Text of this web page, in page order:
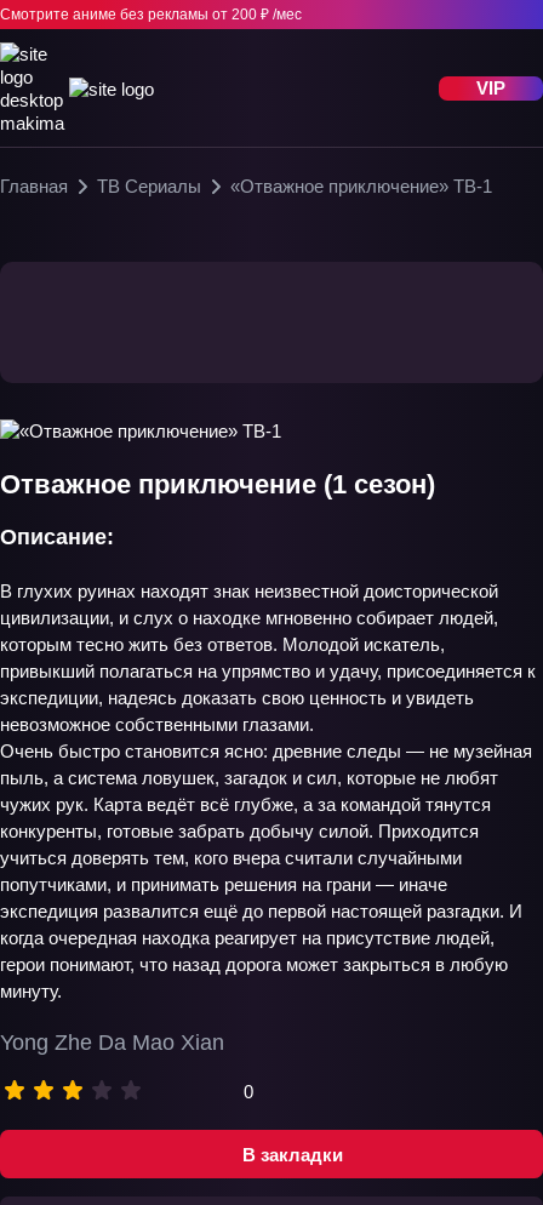
Смотрите аниме без рекламы от 200 ₽ /мес
VIP
Главная ТВ Сериалы «Отважное приключение» ТВ-1
В закладки
Отважное приключение (1 сезон)
Yong Zhe Da Mao Xian
0
Описание:
В глухих руинах находят знак неизвестной доисторической
цивилизации, и слух о находке мгновенно собирает людей,
которым тесно жить без ответов. Молодой искатель,
привыкший полагаться на упрямство и удачу, присоединяется к
экспедиции, надеясь доказать свою ценность и увидеть
невозможное собственными глазами.
Очень быстро становится ясно: древние следы — не музейная
пыль, а система ловушек, загадок и сил, которые не любят
чужих рук. Карта ведёт всё глубже, а за командой тянутся
конкуренты, готовые забрать добычу силой. Приходится
учиться доверять тем, кого вчера считали случайными
попутчиками, и принимать решения на грани — иначе
экспедиция развалится ещё до первой настоящей разгадки. И
когда очередная находка реагирует на присутствие людей,
герои понимают, что назад дорога может закрыться в любую
минуту.